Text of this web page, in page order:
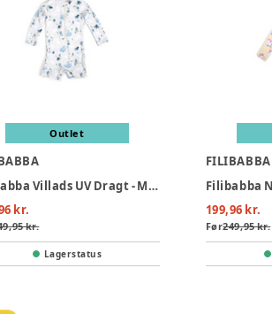
Outlet
Filibabba Villads UV Dragt - Multicolour
kr.
kr.
Lagerstatus
FILIBABBA
199,96 kr.
Før249,95 kr.